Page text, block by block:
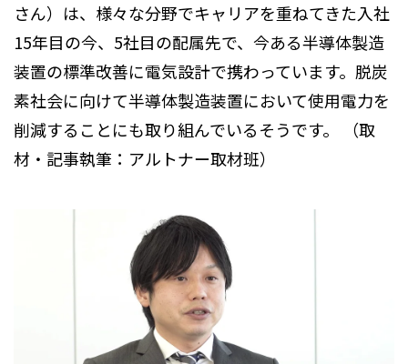
さん）は、様々な分野でキャリアを重ねてきた入社
15年目の今、5社目の配属先で、今ある半導体製造
装置の標準改善に電気設計で携わっています。脱炭
素社会に向けて半導体製造装置において使用電力を
削減することにも取り組んでいるそうです。 （取
材・記事執筆：アルトナー取材班）